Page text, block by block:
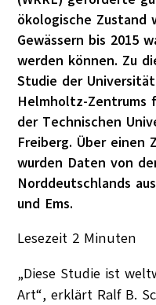
ökologische Zustand
Gewässern bis 2015
werden können. Zu
Studie der
Helmholtz-Zentrums
der Technischen
Freiberg. Über einen
wurden Daten von
Norddeutschlands
und Ems.
Lesezeit 2 Minuten
„Diese Studie ist
Art“, erklärt Ralf B.